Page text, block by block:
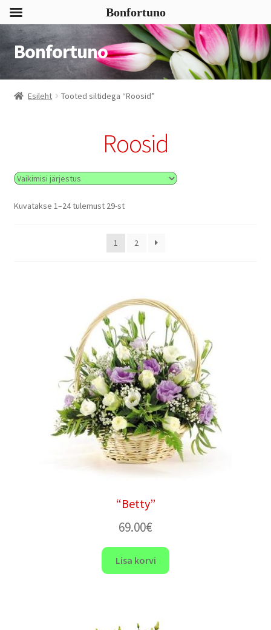
Liigu
navigeerimisele
Liigu
sisu
juurde
Bonfortuno
Esileht Tooted siltidega “Roosid”
Roosid
Kuvatakse 1–24 tulemust 29-st
1 2
“Betty”
69.00€
Lisa korvi
Bonfortuno